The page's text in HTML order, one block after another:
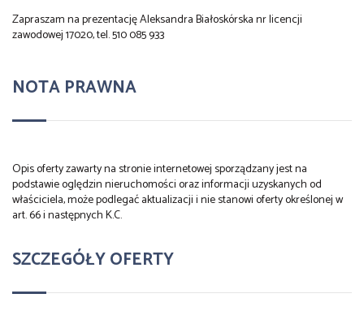
Zapraszam na prezentację Aleksandra Białoskórska nr licencji
zawodowej 17020, tel. 510 085 933
NOTA PRAWNA
Opis oferty zawarty na stronie internetowej sporządzany jest na
podstawie oględzin nieruchomości oraz informacji uzyskanych od
właściciela, może podlegać aktualizacji i nie stanowi oferty określonej w
art. 66 i następnych K.C.
SZCZEGÓŁY OFERTY